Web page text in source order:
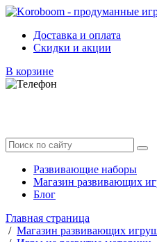
Доставка и оплата
Скидки и акции
В корзине
Развивающие наборы
Магазин развивающих
Блог
Главная страница
/ Магазин развивающих